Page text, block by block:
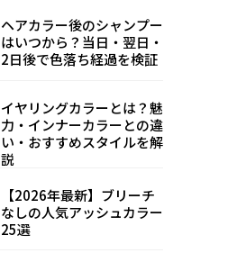
ヘアカラー後のシャンプー
はいつから？当日・翌日・
2日後で色落ち経過を検証
イヤリングカラーとは？魅
力・インナーカラーとの違
い・おすすめスタイルを解
説
【2026年最新】ブリーチ
なしの人気アッシュカラー
25選